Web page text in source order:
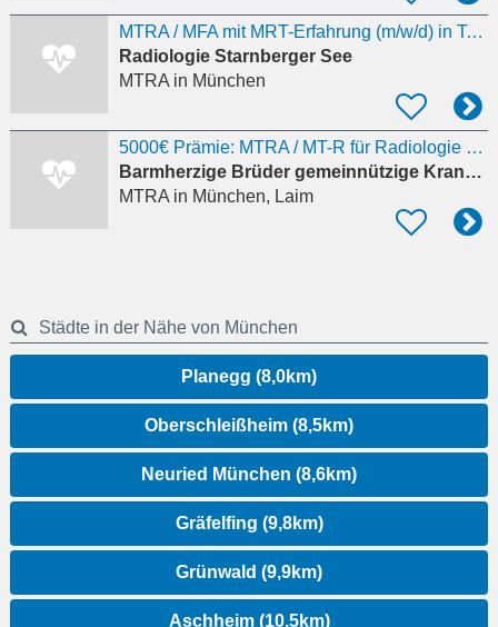
MTRA / MFA mit MRT-Erfahrung (m/w/d) in Teilzeit
Radiologie Starnberger See
MTRAin München
5000€ Prämie: MTRA / MT-R für Radiologie (MRT/CT/Röntgen) (w/m/d)
Barmherzige Brüder gemeinnützige Krankenhaus GmbH
MTRAin München, Laim
Städte in der Nähe von München
Planegg (8,0km)
Oberschleißheim (8,5km)
Neuried München (8,6km)
Gräfelfing (9,8km)
Grünwald (9,9km)
Aschheim (10,5km)